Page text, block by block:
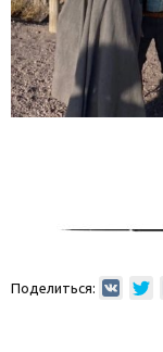
Поделиться: